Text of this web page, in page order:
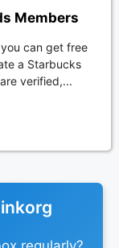
Members
can get free
a Starbucks
verified,...